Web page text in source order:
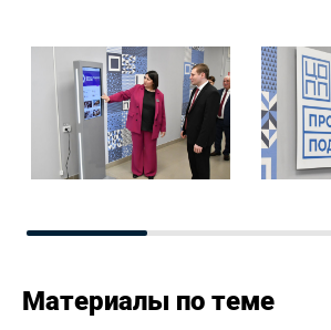
Материалы по теме